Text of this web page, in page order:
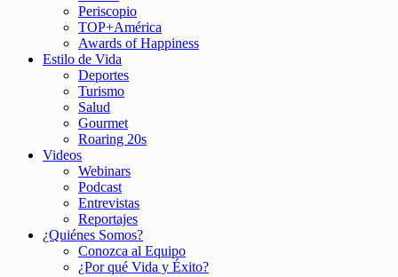
Periscopio
TOP+América
Awards of Happiness
Estilo de Vida
Deportes
Turismo
Salud
Gourmet
Roaring 20s
Videos
Webinars
Podcast
Entrevistas
Reportajes
¿Quiénes Somos?
Conozca al Equipo
¿Por qué Vida y Éxito?